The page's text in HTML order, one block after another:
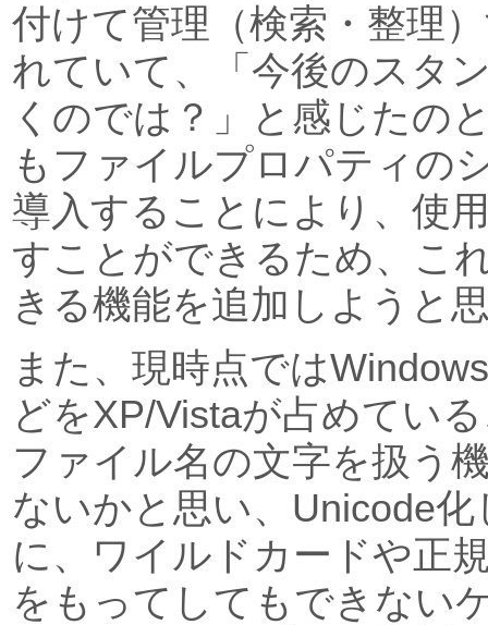
付けて管理（検索・整理
れていて、「今後のスタ
くのでは？」と感じたの
もファイルプロパティの
導入することにより、使
すことができるため、こ
きる機能を追加しようと
また、現時点では
どをXP/Vistaが占めてい
ファイル名の文字を扱う
ないかと思い、Unicode
に、ワイルドカードや正
をもってしてもできない